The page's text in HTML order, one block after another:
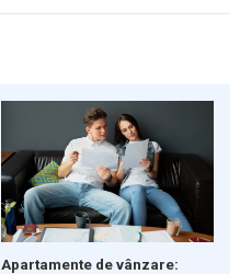
Apartamente de vânzare: